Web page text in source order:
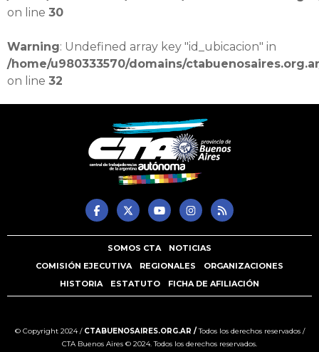
on line 30
Warning: Undefined array key "id_ubicacion" in
/home/u980333570/domains/
on line 32
SOMOS CTA
NOTICIAS
COMISIÓN EJECUTIVA
REGIONALES
ORGANIZACIONES
HISTORIA
ESTATUTO FICHA DE AFILIACIÓN
© Copyright 2024 / CTABUENOSAIRES.ORG.AR /Todos los derechos reservados /
CTA Buenos Aires © 2024. Todos los derechos reservados.